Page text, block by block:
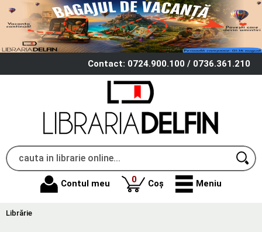
Contact: 0724.900.100 / 0736.361.210
Contul meu 0produse
Coș Meniu
Librărie